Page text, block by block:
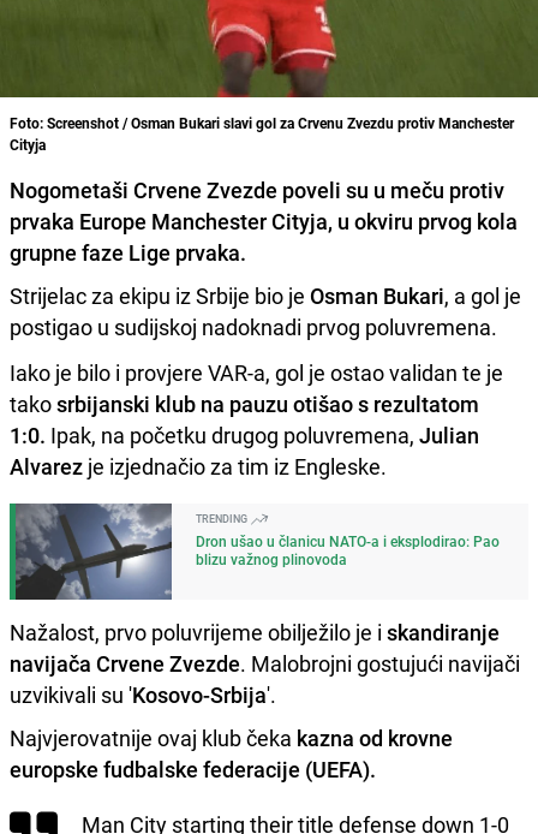
Foto: Screenshot / Osman Bukari slavi gol za Crvenu Zvezdu protiv Manchester
Cityja
Nogometaši Crvene Zvezde poveli su u meču protiv
prvaka Europe Manchester Cityja, u okviru prvog kola
grupne faze Lige prvaka.
Strijelac za ekipu iz Srbije bio je Osman Bukari, a gol je
postigao u sudijskoj nadoknadi prvog poluvremena.
Iako je bilo i provjere VAR-a, gol je ostao validan te je
takosrbijanski klub na pauzu otišao s rezultatom
1:0. Ipak, na početku drugog poluvremena, Julian
Alvarez je izjednačio za tim iz Engleske.
TRENDING
Dron ušao u članicu NATO-a i eksplodirao: Pao
blizu važnog plinovoda
Nažalost, prvo poluvrijeme obilježilo je i skandiranje
navijača Crvene Zvezde. Malobrojni gostujući navijači
uzvikivali su 'Kosovo-Srbija'.
Najvjerovatnije ovaj klub čeka kazna od krovne
europske fudbalske federacije (UEFA).
Man City starting their title defense down 1-0